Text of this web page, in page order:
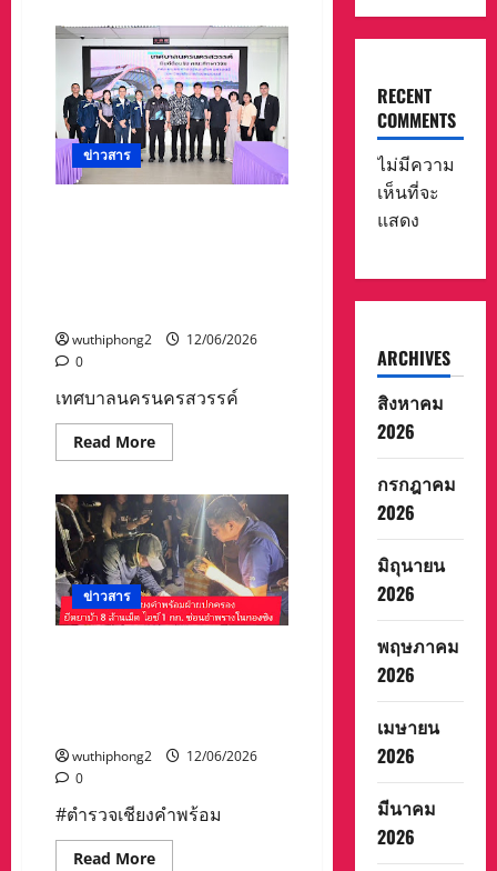
ซา
กวา
ฬบลูด้า
ลอย
ทะเล
เจ้า
หน้าที่
ศรชล.ลาก
มา
เกย
ชายหาด
ภาค
ตะวัน
สอบ
เผย
ตาย
มา
แล้ว
,,มี
คลิป,,
ข่าวสาร
wuthiphong2
12/06/2026
0
เทศบาลนครนครสวรรค์
Read MoreRead
more
นคร
นครสวรรค์
รัฐศาสตร์
ราชภัฎ
นครสวรรค์
แลก
เปลี่ยน
เรียน
รู้
เศรษฐกิจ
ประชาชน
ถิ่น
ข่าวสาร
wuthiphong2
12/06/2026
0
#ตำรวจเชียงคำพร้อม
Read MoreRead
RECENT
COMMENTS
ไม่มีความ
เห็นที่จะ
แสดง
ARCHIVES
สิงหาคม
2026
กรกฎาคม
2026
มิถุนายน
2026
พฤษภาคม
2026
เมษายน
2026
มีนาคม
2026